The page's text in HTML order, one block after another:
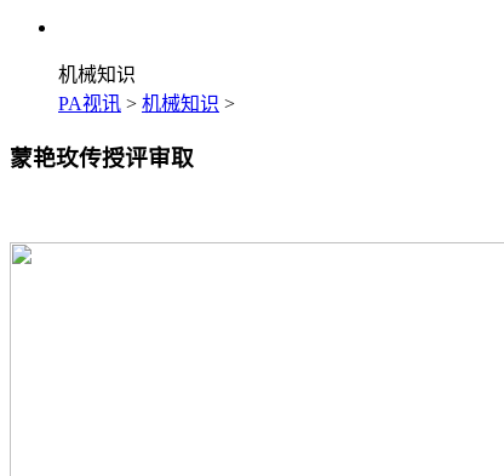
机械知识
PA视讯 > 机械知识 >
蒙艳玫传授评审取